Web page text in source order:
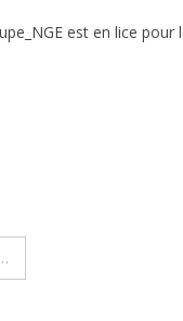
est en lice